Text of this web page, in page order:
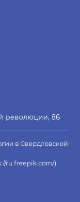
революции, 86
в Свердловской
ru.freepik.com/)